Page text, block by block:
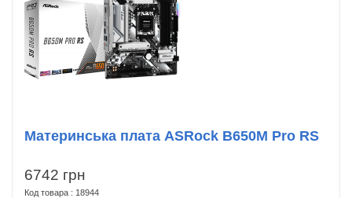
6742 грн
Код товара : 18944
Материнська плата ASRock B650M Pro RS